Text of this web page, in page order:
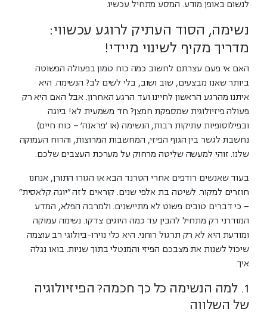
לנשום באופן מודע. המסע מתחיל עכשיו.
נשימה, הסוד העתיק לרוגע עכשווי:
מדריך מקיף לשינוי מיידי!
האם אי פעם עצרתם לחשוב כמה כוח טמון בפעולה הפשוטה
ביותר שאנו מבצעים, שוב ושוב, בלי לשים לב? הנשימה. היא
איתנו מהרגע הראשון לחיינו ועד הרגע האחרון. אבל האם היא רק
פעולה פיזיולוגית שמספקת חמצן? חד משמעית לא! ביוגה
ובפילוסופיות עתיקות רבות, הנשימה (או 'פראנה' – כוח חיים)
נחשבת לגשר בין הגוף הפיזי, המחשבות המרוצות, והרוח העמוקה
שלנו. זוהי למעשה שליטה מרחוק על מערכת העצבים שלכם.
בעוד שאנשים רודפים אחרי הטרנד הבא או הגורו התורן, אנחנו
חוזרים למקור. לשיטה בת אלפי שנים. קוראים לזה "יוגה קלאסית"
– כי דברים טובים פשוט לא מתיישנים. ולמרבה הפלא, המדע
המודרני רק מתחיל להבין עד כמה היוגים צדקו. נשימה עמוקה
ומודעת היא לא רק תרגול רוחני. היא כלי נוירו-ביולוגי רב עוצמה
שיכול לשנות את מצבכם הפיזי והמנטלי בתוך שניות. בואו נגלה
איך.
1. למה הנשימה כל כך חכמה? הפיזיולוגיה
של השלווה